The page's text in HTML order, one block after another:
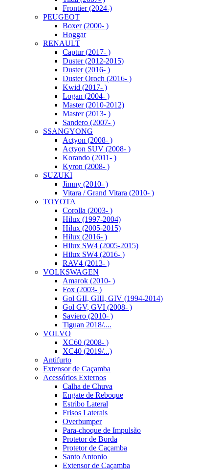
Frontier (2024-)
PEUGEOT
Boxer (2000- )
Hoggar
RENAULT
Captur (2017- )
Duster (2012-2015)
Duster (2016- )
Duster Oroch (2016- )
Kwid (2017- )
Logan (2004- )
Master (2010-2012)
Master (2013- )
Sandero (2007- )
SSANGYONG
Actyon (2008- )
Actyon SUV (2008- )
Korando (2011- )
Kyron (2008- )
SUZUKI
Jimny (2010- )
Vitara / Grand Vitara (2010- )
TOYOTA
Corolla (2003- )
Hilux (1997-2004)
Hilux (2005-2015)
Hilux (2016- )
Hilux SW4 (2005-2015)
Hilux SW4 (2016- )
RAV4 (2013- )
VOLKSWAGEN
Amarok (2010- )
Fox (2003- )
Gol GII, GIII, GIV (1994-2014)
Gol GV, GVI (2008- )
Saviero (2010- )
Tiguan 2018/....
VOLVO
XC60 (2008- )
XC40 (2019/...)
Antifurto
Extensor de Caçamba
Acessórios Externos
Calha de Chuva
Engate de Reboque
Estribo Lateral
Frisos Laterais
Overbumper
Para-choque de Impulsão
Protetor de Borda
Protetor de Caçamba
Santo Antonio
Extensor de Caçamba